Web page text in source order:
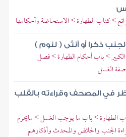
> كتاب الطهارة > الاستحاضة وأحكامها
ذكرا أو أنثى ( لنوم )
> باب أحكام الطهارة > فصل
الغسل
في المصحف وقراءته بالقلب
الطهارة > باب ما يوجب الغسل > مايحرم
الجنب والحائض والمحدث وأذكارهم